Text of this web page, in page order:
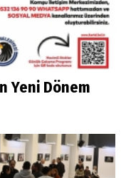
Yeni Dönem